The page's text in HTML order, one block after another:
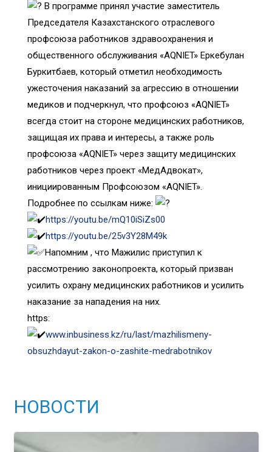
В программе принял участие заместитель
Председателя Казахстанского отраслевого
профсоюза работников здравоохранения и
общественного обслуживания «AQNIET» Еркебулан
Буркитбаев, который отметил необходимость
ужесточения наказаний за агрессию в отношении
медиков и подчеркнул, что профсоюз «AQNIET»
всегда стоит на стороне медицинских работников,
защищая их права и интересы, а также роль
профсоюза «AQNIET» через защиту медицинских
работников через проект «МедАдвокат»,
инициированным Профсоюзом «AQNIET».
Подробнее по ссылкам ниже:
https://youtu.be/mQ10iSiZs00
https://youtu.be/25v3Y28M49k
Напомним , что Мажилис приступил к
рассмотрению законопроекта, который призван
усилить охрану медицинских работников и усилить
наказание за нападения на них.
https:
www.inbusiness.kz/ru/last/mazhilismeny-
obsuzhdayut-zakon-o-zashite-medrabotnikov
НОВОСТИ